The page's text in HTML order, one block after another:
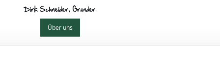
Dirk Schneider, Gründer
Über uns